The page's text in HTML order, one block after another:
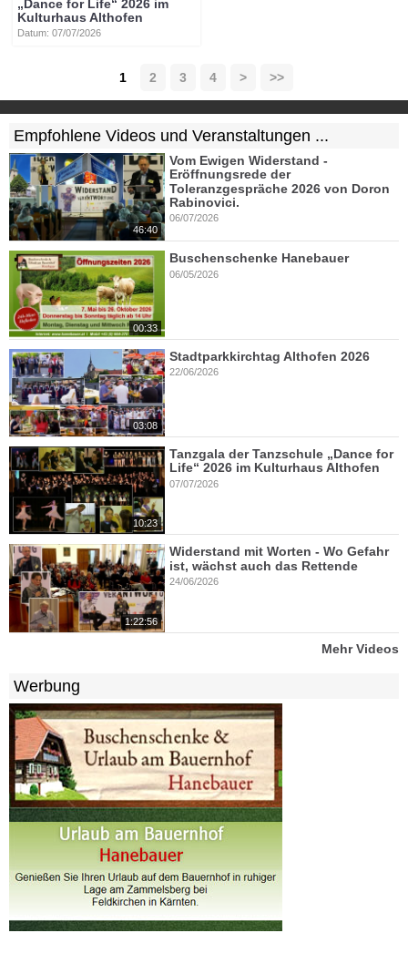
„Dance for Life“ 2026 im
Kulturhaus Althofen
Datum: 07/07/2026
1 2 3 4 > >>
Empfohlene Videos und Veranstaltungen ...
46:40
Vom Ewigen Widerstand -
Eröffnungsrede der
Toleranzgespräche 2026 von Doron
Rabinovici.
06/07/2026
00:33
Buschenschenke Hanebauer
06/05/2026
03:08
Stadtparkkirchtag Althofen 2026
22/06/2026
10:23
Tanzgala der Tanzschule „Dance for
Life“ 2026 im Kulturhaus Althofen
07/07/2026
1:22:56
Widerstand mit Worten - Wo Gefahr
ist, wächst auch das Rettende
24/06/2026
Mehr Videos
Werbung